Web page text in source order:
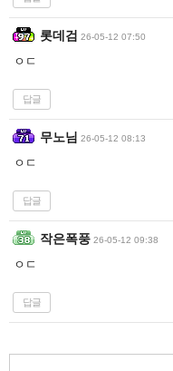
롯데검 26-05-12 07:50
ㅇㄷ
답글
무노님 26-05-12 08:13
ㅇㄷ
답글
작은폭풍 26-05-12 09:38
ㅇㄷ
답글